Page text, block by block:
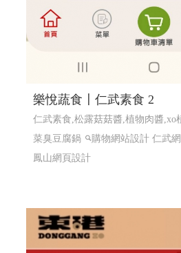
樂悅蔬食〡仁武素食 2
仁武素食,松露菇菇醬,植物肉醬,xo
菜臭豆腐鍋
購物網站設計仁武
鳳山網頁設計